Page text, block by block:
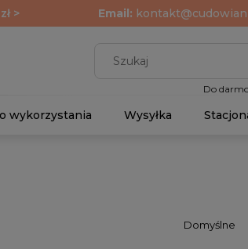
> Email:
Do
wykorzystania Wysyłka